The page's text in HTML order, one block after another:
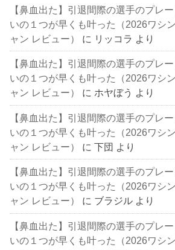
【鼻血出た】引退間際の選手のプレ
いの１つが早くも叶った（2026ワシ
ャン レビュー）
に リッコラ より
【鼻血出た】引退間際の選手のプレ
いの１つが早くも叶った（2026ワシ
ャン レビュー）
に ホヤぼう より
【鼻血出た】引退間際の選手のプレ
いの１つが早くも叶った（2026ワシ
ャン レビュー）
に下団 より
【鼻血出た】引退間際の選手のプレ
いの１つが早くも叶った（2026ワシ
ャン レビュー）
に ブラジル より
【鼻血出た】引退間際の選手のプレ
いの１つが早くも叶った（2026ワシ